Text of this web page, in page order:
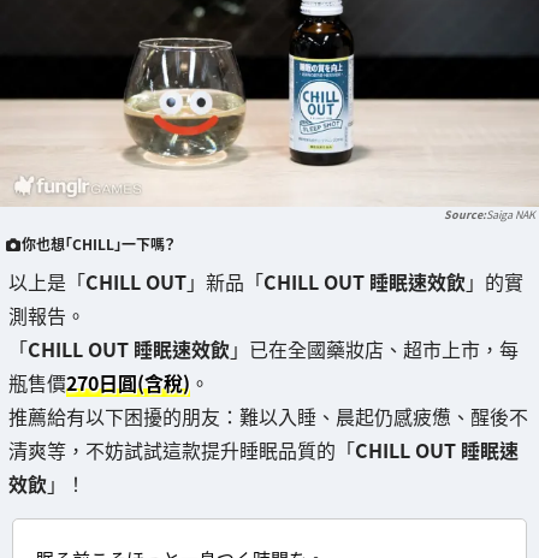
Saiga NAK
你也想「CHILL」一下嗎？
以上是「CHILL OUT」新品「CHILL OUT 睡眠速效飲」的實
測報告。
「CHILL OUT 睡眠速效飲」已在全國藥妝店、超市上市，每
瓶售價270日圓(含稅) 。
推薦給有以下困擾的朋友：難以入睡、晨起仍感疲憊、醒後不
清爽等，不妨試試這款提升睡眠品質的「CHILL OUT 睡眠速
效飲」！